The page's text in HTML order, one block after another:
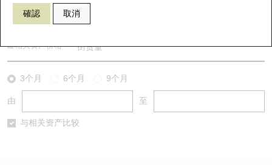
確認 取消
相关资产价格 街货量
3个月 6个月 9个月
由 至
与相关资产比较
认股证到期结算价查找
认股证分析仪
认股证速算机
引伸波幅比较图
正股牛熊证列表
新发行瑞银牛熊证
已收回牛熊证剩余价值
即将到期牛熊证
资金流
街货统计
三十大平均引伸波幅
国指成份股
科指成份股
相关资产沽空
业绩及经济日历
认股证投资者教育
牛熊证投资者教育
认股证牛熊证常问问题